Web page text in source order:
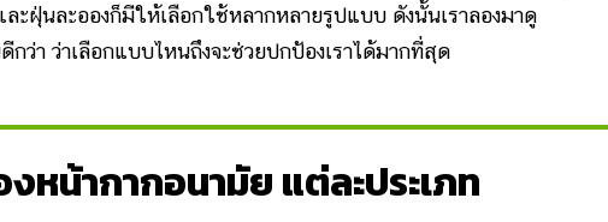
ะฝุ่นละอองก็มีให้เลือกใช้หลากหลายรูปแบบ ดังนั้นเราลองมาดู
ว่า ว่าเลือกแบบไหนถึงจะช่วยปกป้องเราได้มากที่สุด
น้ากากอนามัย แต่ละประเภท